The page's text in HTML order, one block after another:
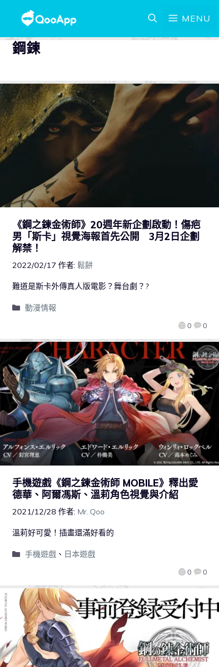
MENU
鋼鍊
《鋼之鍊金術師》20週年新企劃啟動！傷疤
男「斯卡」視覺海報首先公開 3月2日企劃
解禁！
2022/02/17 作者: 鬆餅
0 0
難道是斯卡外傳真人版電影？舞台劇？?
動漫情報
手機遊戲《鋼之鍊金術師 MOBILE》釋出愛
德華、阿爾馮斯、溫莉角色視覺與介紹
2021/12/28 作者: Mr. Qoo
0 0
溫莉好可愛！插畫還滿好看的
手機遊戲、 日本遊戲